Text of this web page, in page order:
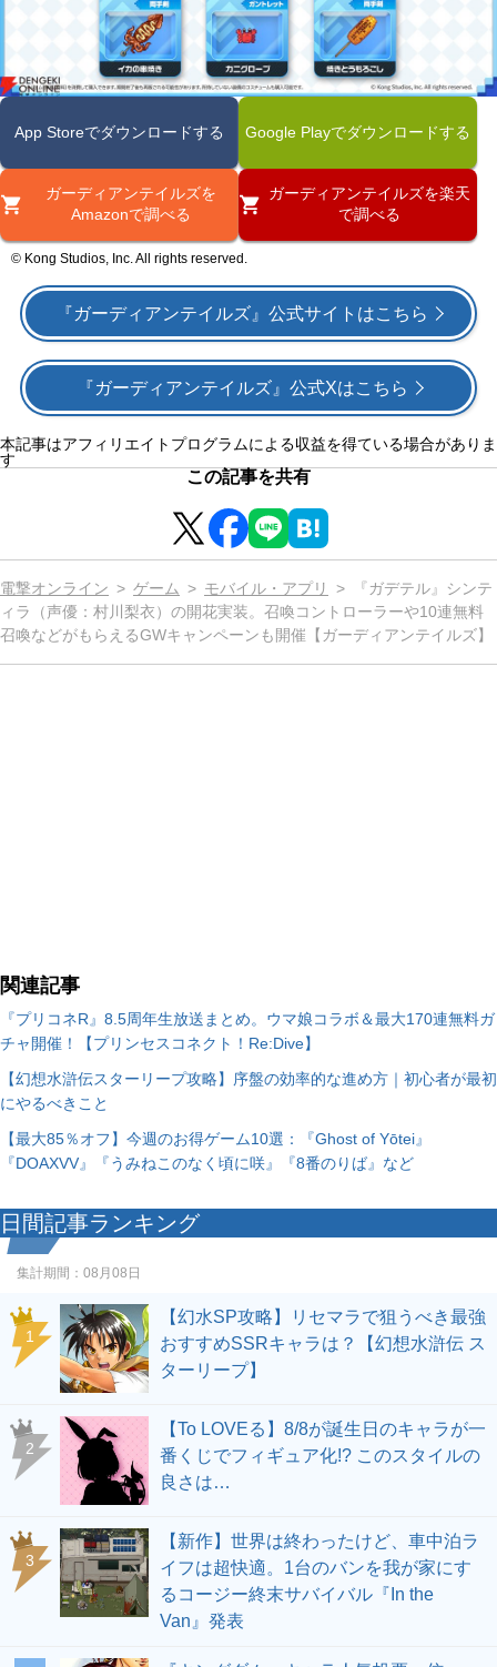
App Storeでダウンロードする Google Playでダウンロードする
ガーディアンテイルズを
Amazonで調べる
ガーディアンテイルズを楽天
で調べる
© Kong Studios, Inc. All rights reserved.
『ガーディアンテイルズ』公式サイトはこちら
『ガーディアンテイルズ』公式Xはこちら
本記事はアフィリエイトプログラムによる収益を得ている場合がありま
す
この記事を共有
電撃オンライン ゲーム モバイル・アプリ
『ガデテル』シンテ
ィラ（声優：村川梨衣）の開花実装。召喚コントローラーや10連無料
召喚などがもらえるGWキャンペーンも開催【ガーディアンテイルズ】
関連記事
『プリコネR』8.5周年生放送まとめ。ウマ娘コラボ＆最大170連無料ガ
チャ開催！【プリンセスコネクト！Re:Dive】
【幻想水滸伝スターリープ攻略】序盤の効率的な進め方｜初心者が最初
にやるべきこと
【最大85％オフ】今週のお得ゲーム10選：『Ghost of Yōtei』
『DOAXVV』『うみねこのなく頃に咲』『8番のりば』など
日間記事ランキング
集計期間： 08月08日
1
【幻水SP攻略】リセマラで狙うべき最強
おすすめSSRキャラは？【幻想水滸伝 ス
ターリープ】
2
【To LOVEる】8/8が誕生日のキャラが一
番くじでフィギュア化!? このスタイルの
良さは…
3
【新作】世界は終わったけど、車中泊ラ
イフは超快適。1台のバンを我が家にす
るコージー終末サバイバル『In the
Van』発表